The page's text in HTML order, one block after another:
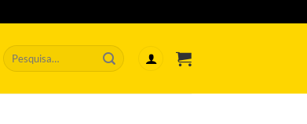
Pesquisar
por: